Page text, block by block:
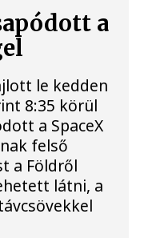
a
le kedden
8:35 körül
a SpaceX
felső
a Földről
látni, a